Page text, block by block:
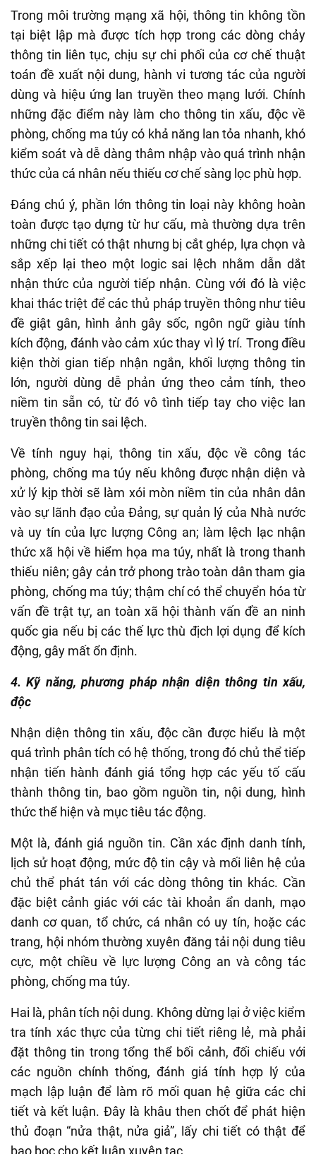
Trong môi trường mạng xã hội, thông tin không tồn
tại biệt lập mà được tích hợp trong các dòng chảy
thông tin liên tục, chịu sự chi phối của cơ chế thuật
toán đề xuất nội dung, hành vi tương tác của người
dùng và hiệu ứng lan truyền theo mạng lưới. Chính
những đặc điểm này làm cho thông tin xấu, độc về
phòng, chống ma túy có khả năng lan tỏa nhanh, khó
kiểm soát và dễ dàng thâm nhập vào quá trình nhận
thức của cá nhân nếu thiếu cơ chế sàng lọc phù hợp.
Đáng chú ý, phần lớn thông tin loại này không hoàn
toàn được tạo dựng từ hư cấu, mà thường dựa trên
những chi tiết có thật nhưng bị cắt ghép, lựa chọn và
sắp xếp lại theo một logic sai lệch nhằm dẫn dắt
nhận thức của người tiếp nhận. Cùng với đó là việc
khai thác triệt để các thủ pháp truyền thông như tiêu
đề giật gân, hình ảnh gây sốc, ngôn ngữ giàu tính
kích động, đánh vào cảm xúc thay vì lý trí. Trong điều
kiện thời gian tiếp nhận ngắn, khối lượng thông tin
lớn, người dùng dễ phản ứng theo cảm tính, theo
niềm tin sẵn có, từ đó vô tình tiếp tay cho việc lan
truyền thông tin sai lệch.
Về tính nguy hại, thông tin xấu, độc về công tác
phòng, chống ma túy nếu không được nhận diện và
xử lý kịp thời sẽ làm xói mòn niềm tin của nhân dân
vào sự lãnh đạo của Đảng, sự quản lý của Nhà nước
và uy tín của lực lượng Công an; làm lệch lạc nhận
thức xã hội về hiểm họa ma túy, nhất là trong thanh
thiếu niên; gây cản trở phong trào toàn dân tham gia
phòng, chống ma túy; thậm chí có thể chuyển hóa từ
vấn đề trật tự, an toàn xã hội thành vấn đề an ninh
quốc gia nếu bị các thế lực thù địch lợi dụng để kích
động, gây mất ổn định.
4. Kỹ năng, phương pháp nhận diện thông tin xấu,
độc
Nhận diện thông tin xấu, độc cần được hiểu là một
quá trình phân tích có hệ thống, trong đó chủ thể tiếp
nhận tiến hành đánh giá tổng hợp các yếu tố cấu
thành thông tin, bao gồm nguồn tin, nội dung, hình
thức thể hiện và mục tiêu tác động.
Một là, đánh giá nguồn tin. Cần xác định danh tính,
lịch sử hoạt động, mức độ tin cậy và mối liên hệ của
chủ thể phát tán với các dòng thông tin khác. Cần
đặc biệt cảnh giác với các tài khoản ẩn danh, mạo
danh cơ quan, tổ chức, cá nhân có uy tín, hoặc các
trang, hội nhóm thường xuyên đăng tải nội dung tiêu
cực, một chiều về lực lượng Công an và công tác
phòng, chống ma túy.
Hai là, phân tích nội dung. Không dừng lại ở việc kiểm
tra tính xác thực của từng chi tiết riêng lẻ, mà phải
đặt thông tin trong tổng thể bối cảnh, đối chiếu với
các nguồn chính thống, đánh giá tính hợp lý của
mạch lập luận để làm rõ mối quan hệ giữa các chi
tiết và kết luận. Đây là khâu then chốt để phát hiện
thủ đoạn “nửa thật, nửa giả”, lấy chi tiết có thật để
bao bọc cho kết luận xuyên tạc.